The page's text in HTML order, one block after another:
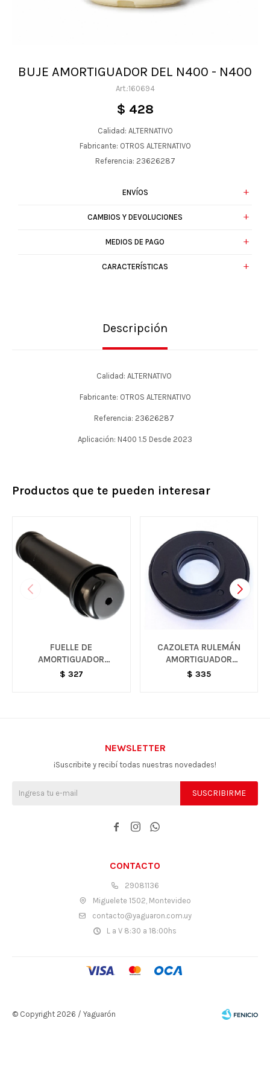
BUJE AMORTIGUADOR DEL N400 - N400
160694
$ 428
Calidad: ALTERNATIVO
Fabricante: OTROS ALTERNATIVO
Referencia: 23626287
ENVÍOS
CAMBIOS Y DEVOLUCIONES
MEDIOS DE PAGO
CARACTERÍSTICAS
Descripción
Calidad: ALTERNATIVO
Fabricante: OTROS ALTERNATIVO
Referencia: 23626287
Aplicación: N400 1.5 Desde 2023
Productos que te pueden interesar
FUELLE DE
AMORTIGUADOR
TRASERO - AVEO
$ 327
CAZOLETA RULEMÁN
AMORTIGUADOR
DELANTERO - N300
$ 335
CONTACTO
29081136
Miguelete 1502, Montevideo
contacto@yaguaron.com.uy
L a V 8:30 a 18:00hs
NEWSLETTER
¡Suscribite y recibí todas nuestras novedades!
SUSCRIBIRME
  
© Copyright 2026 / Yaguarón